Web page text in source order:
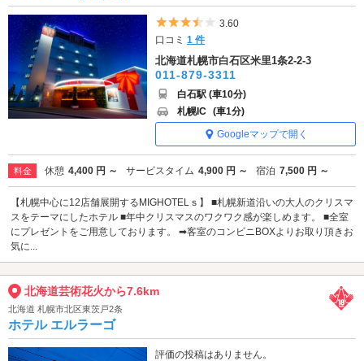
5つ星のうち3.5
3.60
口コミ1 件
北海道札幌市白石区米里1条2-2-3
011-879-3311
白石駅 (車10分)
札幌IC (車1分)
Googleマップで開く
料金 休憩 4,400 円 ～ サービスタイム 4,900 円 ～ 宿泊 7,500 円 ～
【札幌中心に12店舗展開するMIGHOTELｓ】 ■札幌新道沿いの大人のクリスマ
スをテーマにしたホテル ■年中クリスマスのワクワク感が楽しめます。 ■全室
にプレゼントをご用意しております。 ➡客室のコンビニBOXよりお取り頂きお
気に...
北海道芸術花火から7.6km
北海道 札幌市北区東茨戸2条
ホテル エルラーゴ
評価の投稿はありません。